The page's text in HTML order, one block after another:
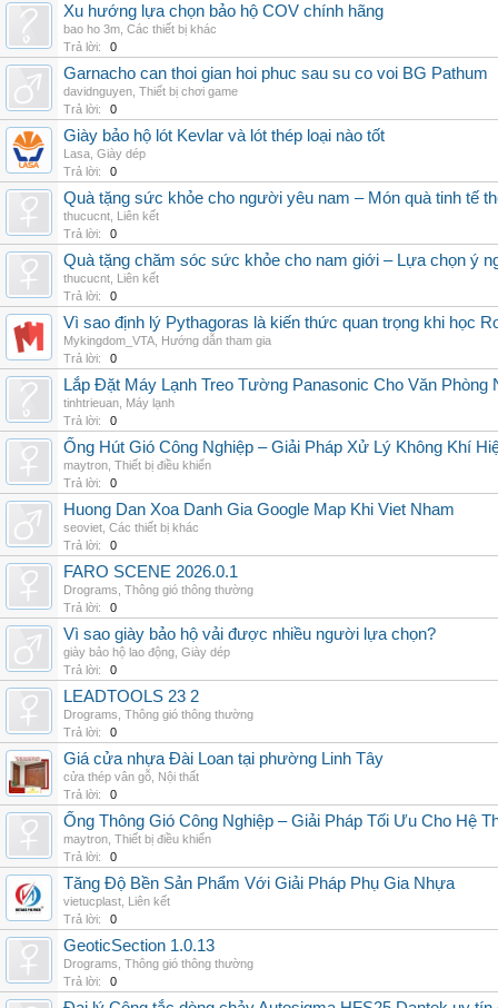
Xu hướng lựa chọn bảo hộ COV chính hãng
bao ho 3m Các thiết bị khác
Trả lời:
0
Garnacho can thoi gian hoi phuc sau su co voi BG Pathum
davidnguyen Thiết bị chơi game
Trả lời:
0
Giày bảo hộ lót Kevlar và lót thép loại nào tốt
Lasa Giày dép
Trả lời:
0
Quà tặng sức khỏe cho người yêu nam – Món quà tinh tế
thucucnt Liên kết
Trả lời:
0
Quà tặng chăm sóc sức khỏe cho nam giới – Lựa chọn ý
thucucnt Liên kết
Trả lời:
0
Vì sao định lý Pythagoras là kiến thức quan trọng khi học
Mykingdom_VTA Hướng dẫn tham gia
Trả lời:
0
Lắp Đặt Máy Lạnh Treo Tường Panasonic Cho Văn Phòng
tinhtrieuan Máy lạnh
Trả lời:
0
Ống Hút Gió Công Nghiệp – Giải Pháp Xử Lý Không Khí
maytron Thiết bị điều khiển
Trả lời:
0
Huong Dan Xoa Danh Gia Google Map Khi Viet Nham
seoviet Các thiết bị khác
Trả lời:
0
FARO SCENE 2026.0.1
Drograms Thông gió thông thường
Trả lời:
0
Vì sao giày bảo hộ vải được nhiều người lựa chọn?
giày bảo hộ lao động Giày dép
Trả lời:
0
LEADTOOLS 23 2
Drograms Thông gió thông thường
Trả lời:
0
Giá cửa nhựa Đài Loan tại phường Linh Tây
cửa thép vân gỗ Nội thất
Trả lời:
0
Ống Thông Gió Công Nghiệp – Giải Pháp Tối Ưu Cho Hệ
maytron Thiết bị điều khiển
Trả lời:
0
Tăng Độ Bền Sản Phẩm Với Giải Pháp Phụ Gia Nhựa
vietucplast Liên kết
Trả lời:
0
GeoticSection 1.0.13
Drograms Thông gió thông thường
Trả lời:
0